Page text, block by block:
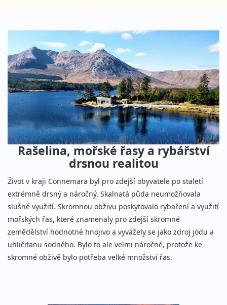
Rašelina, mořské řasy a rybářství
drsnou realitou
Život v kraji Connemara byl pro zdejší obyvatele po staletí
extrémně drsný a náročný. Skalnatá půda neumožňovala
slušné využití. Skromnou obživu poskytovalo rybaření a využití
mořských řas, které znamenaly pro zdejší skromné
zemědělství hodnotné hnojivo a vyvážely se jako zdroj jódu a
uhličitanu sodného. Bylo to ale velmi náročné, protože ke
skromné obživě bylo potřeba velké množství řas.